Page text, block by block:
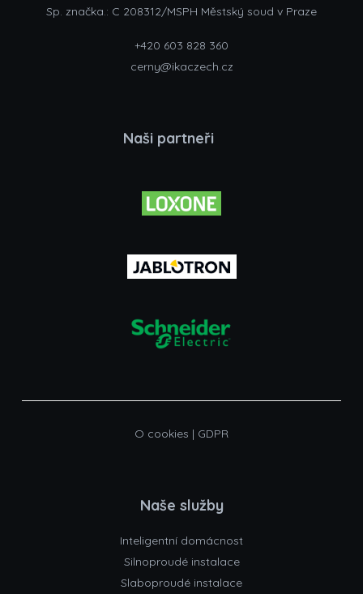
Sp. značka.: C 208312/MSPH Městský soud v Praze
+420 603 828 360
cerny@ikaczech.cz
Naši partneři
O cookies | GDPR
Naše služby
Inteligentní domácnost
Silnoproudé instalace
Slaboproudé instalace